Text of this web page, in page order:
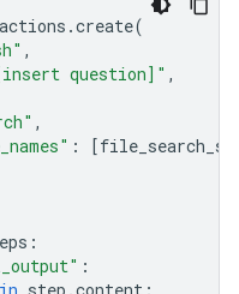
.create(
,
question]" ,
,
: [
:
: